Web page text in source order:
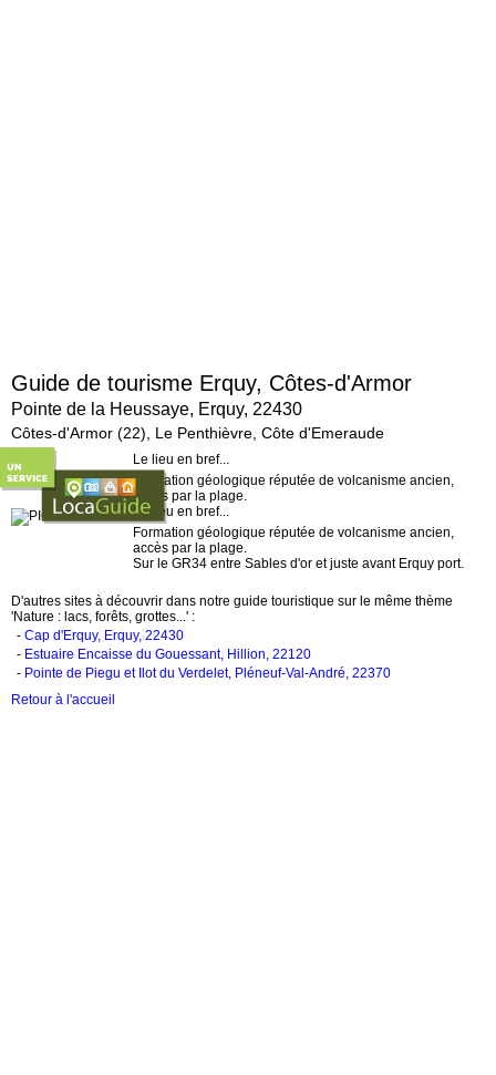
Pointe de la Heussaye, Erquy, 22430
Guide de tourisme Erquy, Côtes-d'Armor
Côtes-d'Armor (22), Le Penthièvre, Côte d'Emeraude
Le lieu en bref...
Formation géologique réputée de volcanisme ancien,
accès par la plage.
Le lieu en bref...
Formation géologique réputée de volcanisme ancien,
accès par la plage.
Sur le GR34 entre Sables d'or et juste avant Erquy port.
D'autres sites à découvrir dans notre guide touristique sur le même thème
'Nature : lacs, forêts, grottes...' :
- Cap d'Erquy, Erquy, 22430
- Estuaire Encaisse du Gouessant, Hillion, 22120
- Pointe de Piegu et Ilot du Verdelet, Pléneuf-Val-André, 22370
Retour à l'accueil